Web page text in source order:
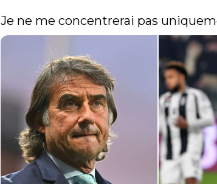
Je ne me concentrerai pas